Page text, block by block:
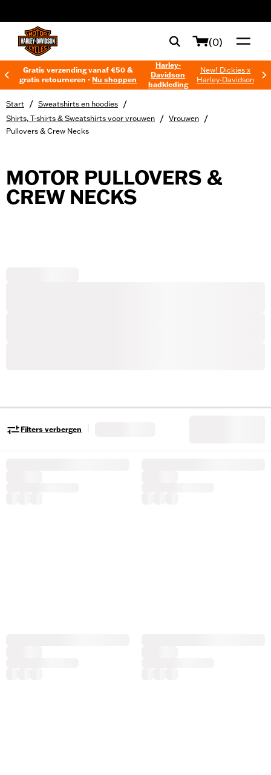
(0)
Gratis verzending vanaf €50 &
gratis retourneren -Nu shoppen
Harley-
Davidson
badkleding
New! Dickies x
Harley-Davidson
Start / Sweatshirts en hoodies /
Shirts, T-shirts & Sweatshirts voor vrouwen / Vrouwen /
Pullovers & Crew Necks
MOTOR PULLOVERS &
CREW NECKS
Filters verbergen